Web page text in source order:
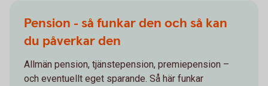
Pension - så funkar den och så kan
du påverkar den
Allmän pension, tjänstepension, premiepension –
och eventuellt eget sparande. Så här funkar